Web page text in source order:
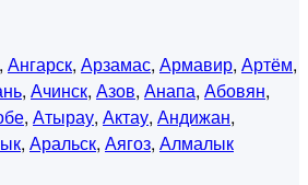
, Ангарск, Арзамас, Армавир, Артём,
, Ачинск, Азов, Анапа, Абовян,
, Атырау, Актау, Андижан,
, Аральск, Аягоз, Алмалык